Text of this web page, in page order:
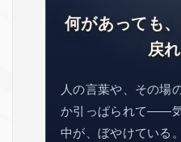
何があっても
戻れ
人の言葉や、その場
か引っぱられて——
中が、ぼやけている